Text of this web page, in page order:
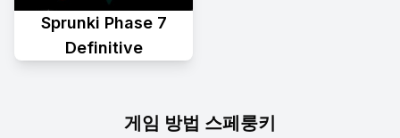
Sprunki Phase 7
Definitive
게임 방법 스페룽키